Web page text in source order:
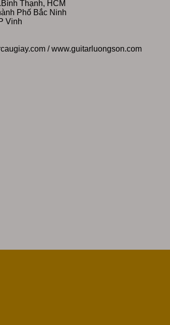
Thạnh, HCM
Phố Bắc Ninh
Vinh
/ www.guitarluongson.com